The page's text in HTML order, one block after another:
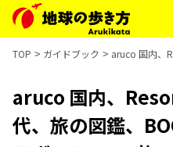
TOP ガイドブック aruco 国内、
aruco 国内、
代、旅の図鑑、